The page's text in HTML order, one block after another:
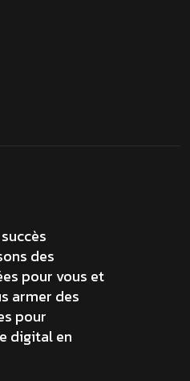
des
pour vous et
armer des
pour
digital en